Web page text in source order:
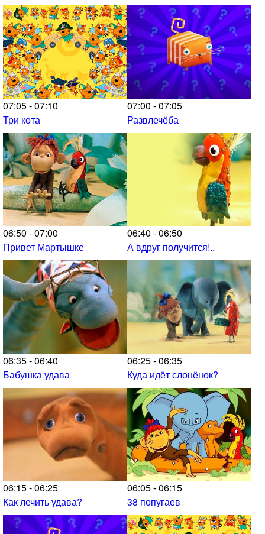
07:05 - 07:10
Три кота
07:00 - 07:05
Развлечёба
06:50 - 07:00
Привет Мартышке
06:40 - 06:50
А вдруг получится!..
06:35 - 06:40
Бабушка удава
06:25 - 06:35
Куда идёт слонёнок?
06:15 - 06:25
Как лечить удава?
06:05 - 06:15
38 попугаев